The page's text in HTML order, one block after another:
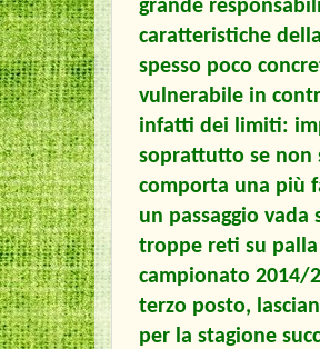
grande
caratteristiche
spesso poco
vulnerabile in
infatti dei limiti:
soprattutto se non
comporta una più
un passaggio
troppe reti su
campionato 2014/
terzo posto,
per la stagione